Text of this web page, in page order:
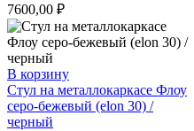
7600,00 ₽
В корзину
Стул на металлокаркасе Флоу
серо-бежевый (elon 30) /
черный